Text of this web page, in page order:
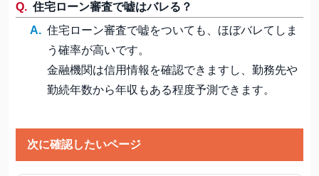
住宅ローン審査で嘘はバレる？
住宅ローン審査で嘘をついても、ほぼバレてしま
う確率が高いです。
金融機関は信用情報を確認できますし、勤務先や
勤続年数から年収もある程度予測できます。
次に確認したいページ